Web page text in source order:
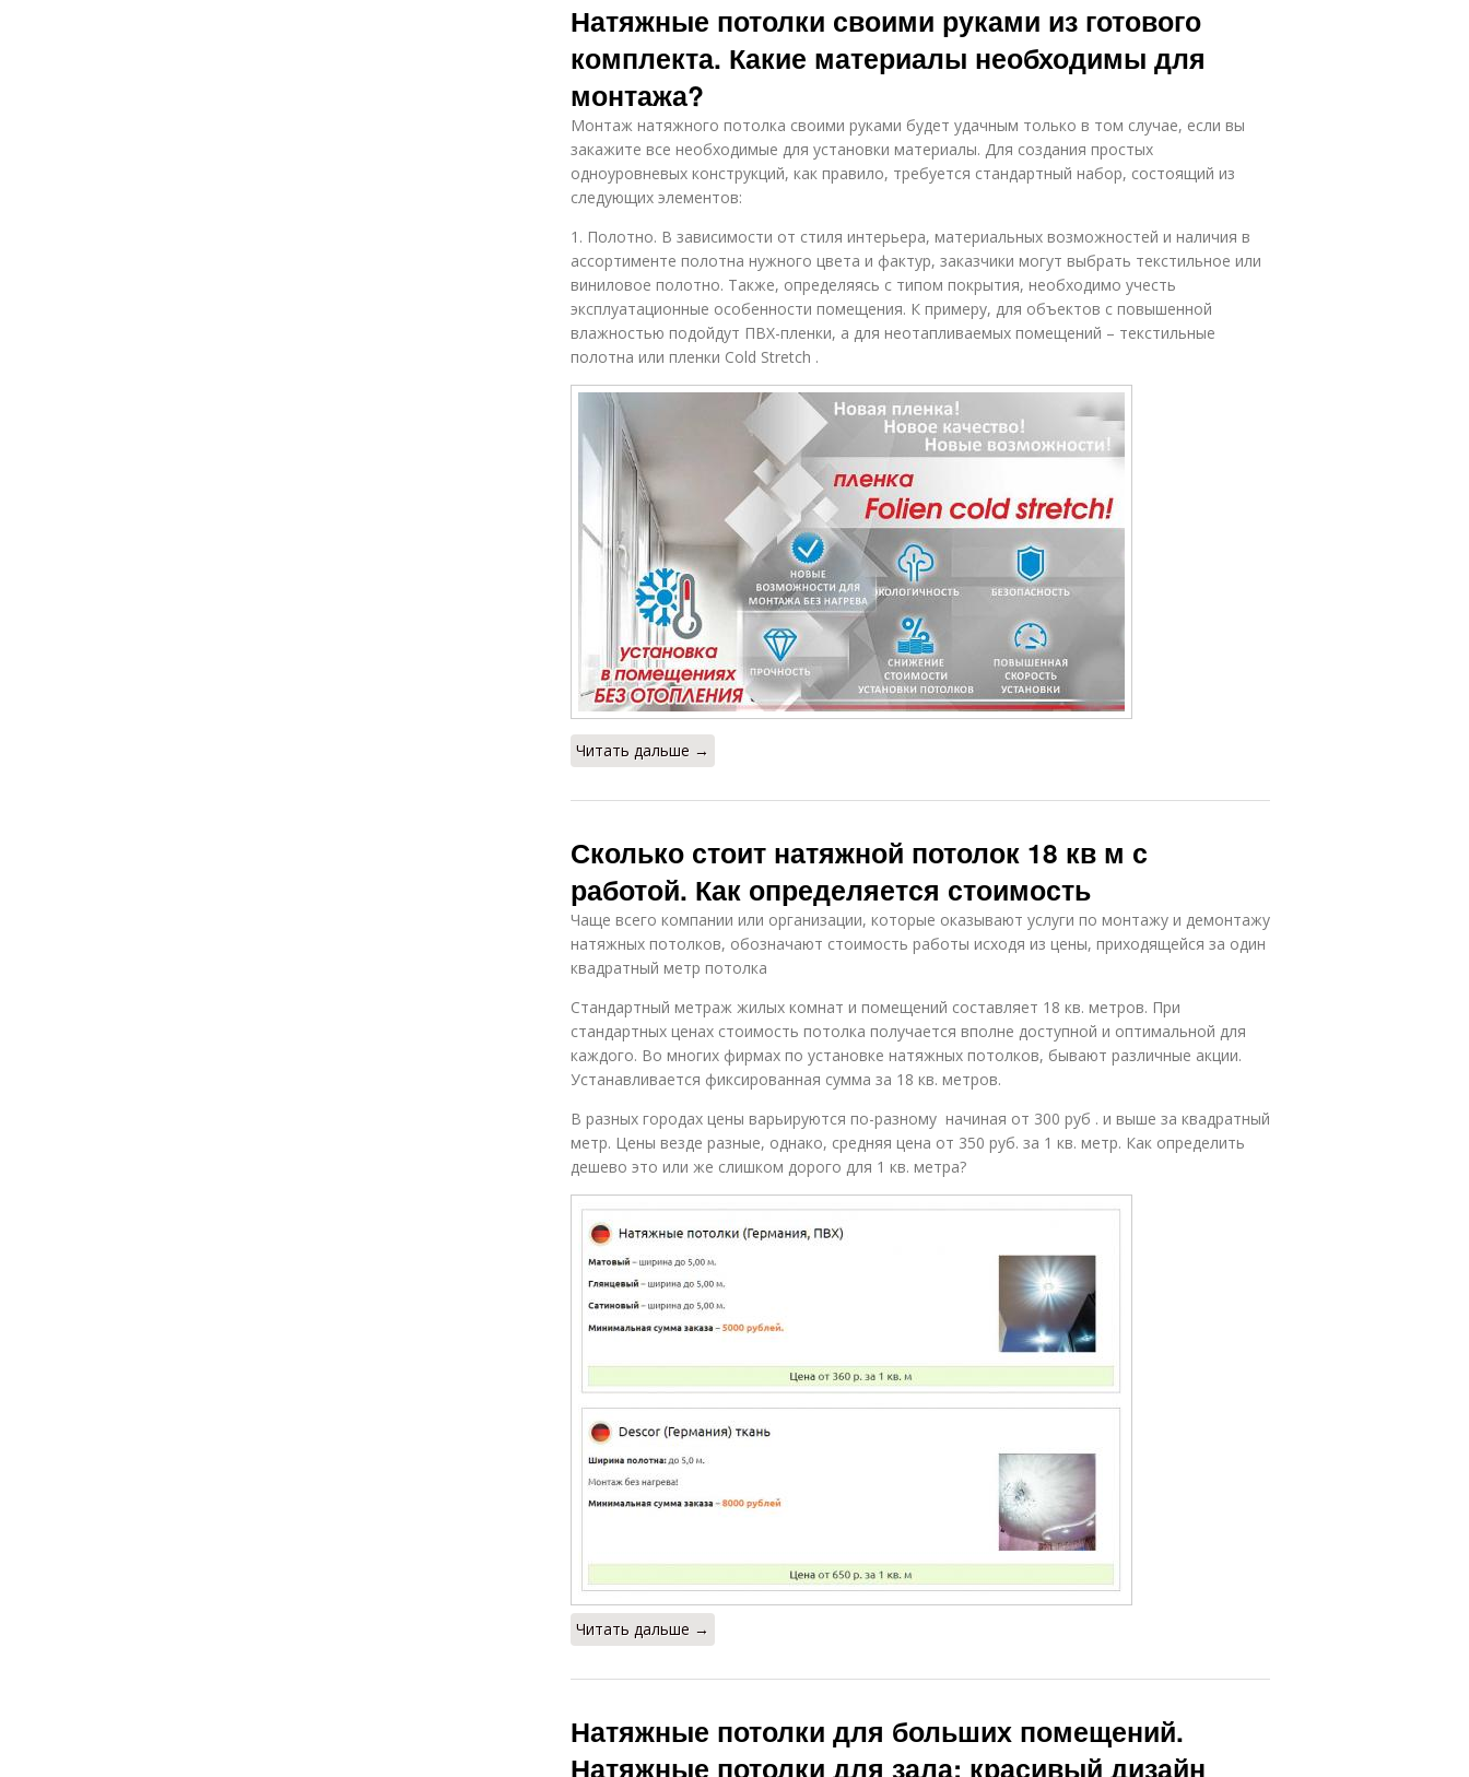
Натяжные потолки своими руками из готового
комплекта. Какие материалы необходимы для
монтажа?
Монтаж натяжного потолка своими руками будет удачным только в том случае, если вы
закажите все необходимые для установки материалы. Для создания простых
одноуровневых конструкций, как правило, требуется стандартный набор, состоящий из
следующих элементов:
1. Полотно. В зависимости от стиля интерьера, материальных возможностей и наличия в
ассортименте полотна нужного цвета и фактур, заказчики могут выбрать текстильное или
виниловое полотно. Также, определяясь с типом покрытия, необходимо учесть
эксплуатационные особенности помещения. К примеру, для объектов с повышенной
влажностью подойдут ПВХ-пленки, а для неотапливаемых помещений – текстильные
полотна или пленки Cold Stretch .
Читать дальше →
Сколько стоит натяжной потолок 18 кв м с
работой. Как определяется стоимость
Чаще всего компании или организации, которые оказывают услуги по монтажу и демонтажу
натяжных потолков, обозначают стоимость работы исходя из цены, приходящейся за один
квадратный метр потолка
Стандартный метраж жилых комнат и помещений составляет 18 кв. метров. При
стандартных ценах стоимость потолка получается вполне доступной и оптимальной для
каждого. Во многих фирмах по установке натяжных потолков, бывают различные акции.
Устанавливается фиксированная сумма за 18 кв. метров.
В разных городах цены варьируются по-разному начиная от 300 руб . и выше за квадратный
метр. Цены везде разные, однако, средняя цена от 350 руб. за 1 кв. метр. Как определить
дешево это или же слишком дорого для 1 кв. метра?
Читать дальше →
Натяжные потолки для больших помещений.
Натяжные потолки для зала: красивый дизайн